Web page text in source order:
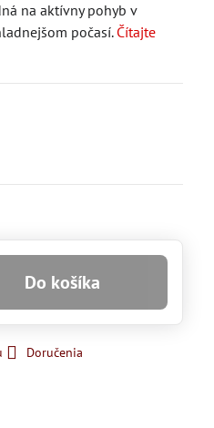
na aktívny pohyb v
počasí.Čítajte
Do košíka
Doručenia